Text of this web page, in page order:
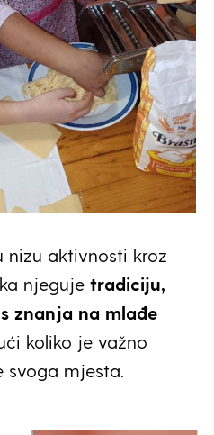
nizu aktivnosti kroz
njeguje tradiciju,
znanja na mlađe
koliko je važno
svoga mjesta.